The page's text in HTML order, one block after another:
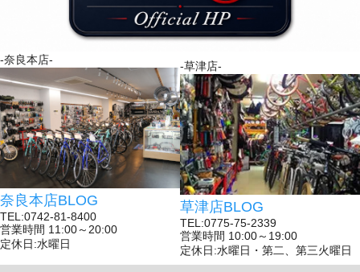
-奈良本店-
奈良本店BLOG
TEL:0742-81-8400
営業時間 11:00～20:00
定休日:水曜日
-草津店-
草津店BLOG
TEL:0775-75-2339
営業時間 10:00～19:00
定休日:水曜日・第二、第三火曜日